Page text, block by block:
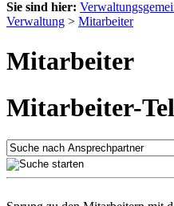
Sie sind hier:
Verwaltung > Mitarbeiter
Mitarbeiter
Mitarbeiter-